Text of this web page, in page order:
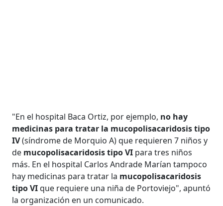
"En el hospital Baca Ortiz, por ejemplo, no hay
medicinas para tratar la mucopolisacaridosis tipo
IV(síndrome de Morquio A) que requieren 7 niños y
de mucopolisacaridosis tipo VI para tres niños
más. En el hospital Carlos Andrade Marían tampoco
hay medicinas para tratar la mucopolisacaridosis
tipo VIque requiere una niña de Portoviejo", apuntó
la organización en un comunicado.